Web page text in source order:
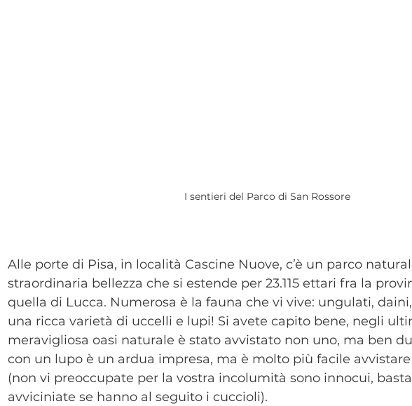
I sentieri del Parco di San Rossore
Alle porte di Pisa, in località Cascine Nuove, c’è un parco
straordinaria bellezza che si estende per 23.115 ettari fra la
quella di Lucca. Numerosa è la fauna che vi vive: ungulati,
una ricca varietà di uccelli e lupi! Si avete capito bene, negli
meravigliosa oasi naturale è stato avvistato non uno, ma ben
con un lupo è un ardua impresa, ma è molto più facile
(non vi preoccupate per la vostra incolumità sono innocui,
avviciniate se hanno al seguito i cuccioli).